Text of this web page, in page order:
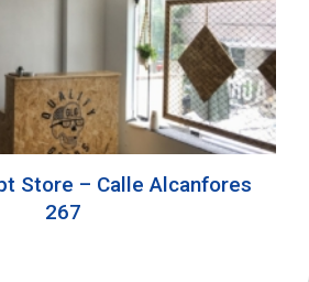
Store – Calle Alcanfores
267